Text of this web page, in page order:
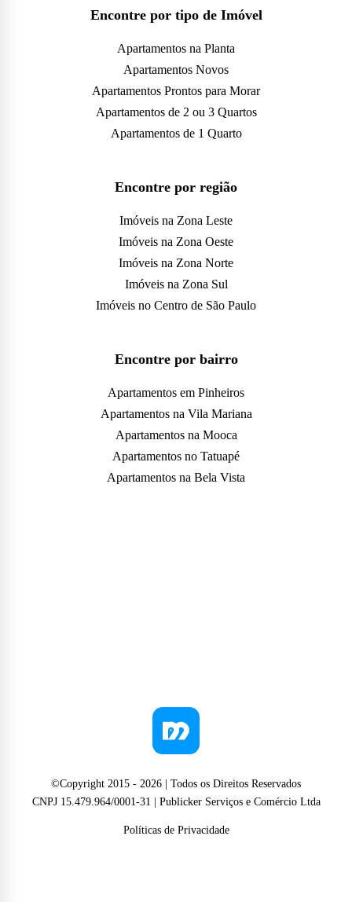
Encontre por tipo de Imóvel
Apartamentos na Planta
Apartamentos Novos
Apartamentos Prontos para Morar
Apartamentos de 2 ou 3 Quartos
Apartamentos de 1 Quarto
Encontre por região
Imóveis na Zona Leste
Imóveis na Zona Oeste
Imóveis na Zona Norte
Imóveis na Zona Sul
Imóveis no Centro de São Paulo
Encontre por bairro
Apartamentos em Pinheiros
Apartamentos na Vila Mariana
Apartamentos na Mooca
Apartamentos no Tatuapé
Apartamentos na Bela Vista
©Copyright 2015 - 2026 | Todos os Direitos Reservados
CNPJ 15.479.964/0001-31 | Publicker Serviços e Comércio Ltda
Políticas de Privacidade